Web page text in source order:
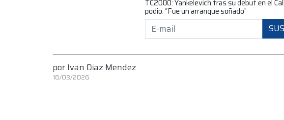
TC2000: Yankelevich tras su debut en el
podio: “Fue un arranque soñado”
por Ivan Diaz Mendez
16/03/2026